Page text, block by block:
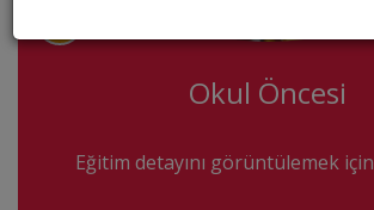
Okul Öncesi
Eğitim detayını görüntülemek için